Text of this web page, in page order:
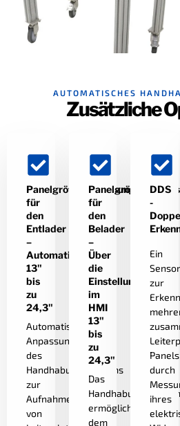
AUTOMATISCHES
Zusätzliche
Panelgrößenanpassung
für
den
Entlader
–
Automatisch
13"
bis
zu
24,3"
Automatische
Anpassung
des
Handhabungssystems
zur
Aufnahme
von
für
den
Belader
–
Über
die
Einstellung
im
HMI
13"
bis
zu
24,3"
Das
Handhabungssystem
ermöglicht
dem
DDS
-
Ein
Sensor
zur
Panels
durch
ihres